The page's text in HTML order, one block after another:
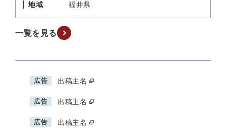
地域 福井県
一覧を見る
広告 出稿主名
広告 出稿主名
広告 出稿主名